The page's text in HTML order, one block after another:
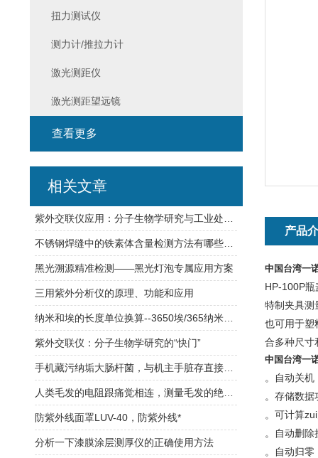
产品
中国台湾一
HP-100P
特制夹具测
也可用于塑
合多种尺寸
中国台湾一
。自动关
。存储数
。可计算
。自动删
。自动归
扭力测试仪
测力计/推拉力计
激光测距仪
激光测距望远镜
查看更多
相关文章
黑光溯源精准检测——黑光灯泡专属应用方案
三用紫外分析仪的原理、功能和应用
紫外交联仪：分子生物学研究的“快门”
防紫外线面罩LUV-40，防紫外线*
分析一下漆膜涂层测厚仪的正确使用方法